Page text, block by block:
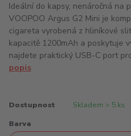
Ideální do kapsy, nenáročná na
VOOPOO Argus G2 Mini je
cigareta vyrobená z hliníkové
kapacitě 1200mAh a poskytuje
najdete praktický USB-C port
popis
Dostupnost Skladem > 5 ks
Barva